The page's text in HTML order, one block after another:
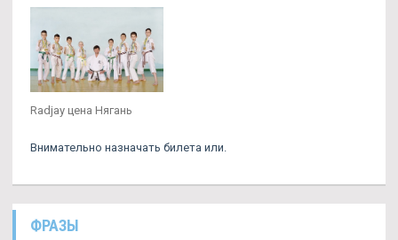
Radjay цена Нягань
Внимательно назначать билета или.
ФРАЗЫ